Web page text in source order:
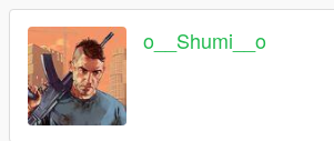
o__Shumi__o